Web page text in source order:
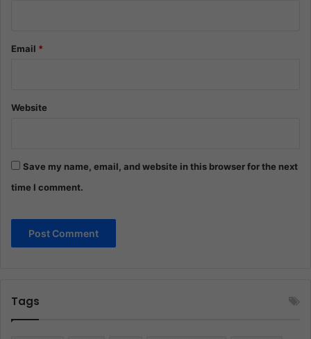
Email *
Website
Save my name, email, and website in this browser for the next
time I comment.
Tags